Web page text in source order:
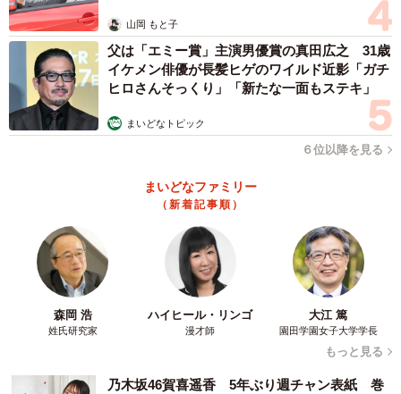
今回の値下げ交渉は、客からTwitterのダイレクトメッセー
ジで通じて届き、「1800円だと予算がオーバー」「お値下
げしてもらうことってできますか？」と求められました。
ねこわらびさんが「大変申し訳ないのですが、作品のお値
引きはお断りさせていただいております」と値段交渉には
対応できない旨を伝えると、「学生の身なのでお金があり
ません」「譲歩もしてくれないんですか？」と再度値引き
山岡 もと子
父は「エミー賞」主演男優賞の真田広之 31歳
イケメン俳優が長髪ヒゲのワイルド近影「ガチ
ヒロさんそっくり」「新たな一面もステキ」
まいどなトピック
６位以降を見る
まいどなファミリー
（新着記事順）
森岡 浩
姓氏研究家
ハイヒール・リンゴ
漫才師
大江 篤
園田学園女子大学学長
もっと見る
乃木坂46賀喜遥香 5年ぶり週チャン表紙 巻